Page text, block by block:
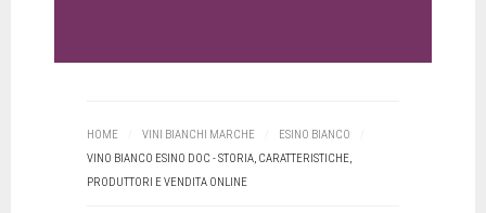
HOME VINI BIANCHI MARCHE ESINO BIANCO
VINO BIANCO ESINO DOC - STORIA, CARATTERISTICHE,
PRODUTTORI E VENDITA ONLINE